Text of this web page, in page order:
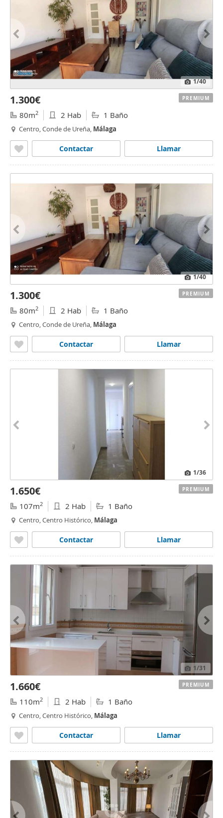
1/40
1.300€
80m2 2 Hab 1 Baño
Centro, Conde de Ureña, Málaga
Llamar
Contactar
PREMIUM
1/40
1.300€
80m2 2 Hab 1 Baño
Centro, Conde de Ureña, Málaga
Llamar
Contactar
PREMIUM
1/36
1.650€
107m2 2 Hab 1 Baño
Centro, Centro Histórico, Málaga
Llamar
Contactar
PREMIUM
1/31
1.660€
110m2 2 Hab 1 Baño
Centro, Centro Histórico, Málaga
Llamar
Contactar
PREMIUM